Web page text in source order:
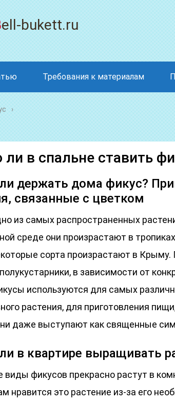
Bell-bukett.ru
Требования к материалам
в спальне ставить
держать дома фикус?
связанные с цветком
из самых распространенных
среде они произрастают в
сорта произрастают в
в зависимости от
используются для самых
растения, для приготовления
даже выступают как священные
в квартире выращивать
виды фикусов прекрасно растут в
нравится это растение из-за его